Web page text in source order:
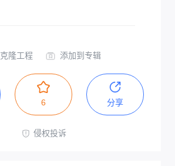
克隆工程 添加到专辑
6 分享
侵权投诉